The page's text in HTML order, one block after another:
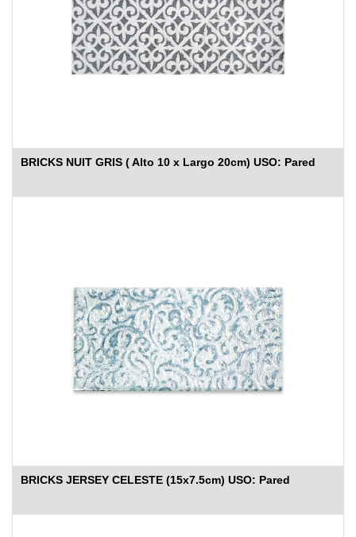
BRICKS NUIT GRIS ( Alto 10 x Largo 20cm) USO: Pared
BRICKS JERSEY CELESTE (15x7.5cm) USO: Pared